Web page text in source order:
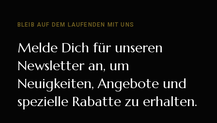
BLEIB AUF DEM LAUFENDEN MIT UNS
Melde Dich für unseren
Newsletter an, um
Neuigkeiten, Angebote und
spezielle Rabatte zu erhalten.